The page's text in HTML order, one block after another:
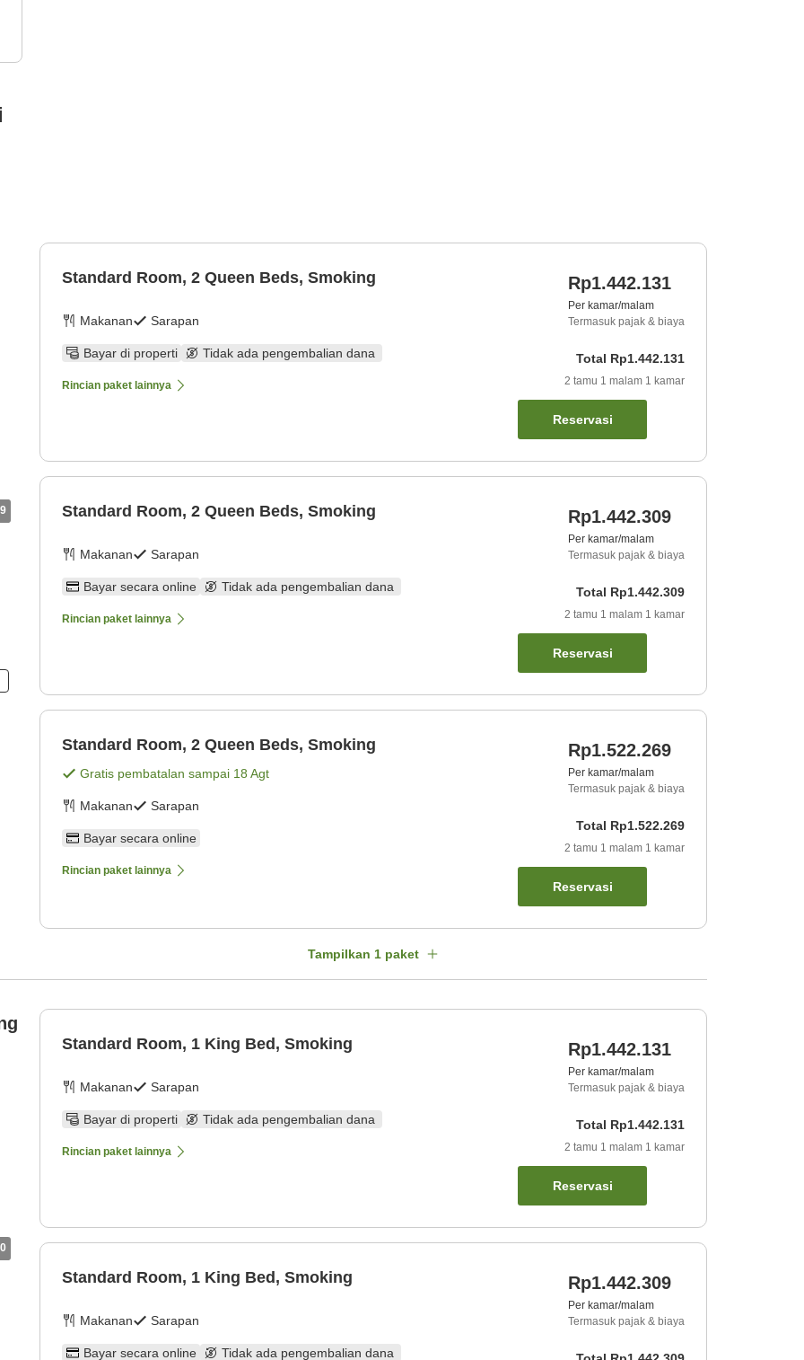
9
Standard Room, 2 Queen Beds, Smoking
Makanan Sarapan
Bayar di properti Tidak ada pengembalian dana
Rincian paket lainnya
Rp1.442.131
Per kamar/malam
Termasuk pajak & biaya
Total Rp1.442.131
2 tamu 1 malam 1 kamar
Reservasi
Standard Room, 2 Queen Beds, Smoking
Makanan Sarapan
Bayar secara online Tidak ada pengembalian dana
Rincian paket lainnya
Rp1.442.309
Per kamar/malam
Termasuk pajak & biaya
Total Rp1.442.309
2 tamu 1 malam 1 kamar
Reservasi
Standard Room, 2 Queen Beds, Smoking
Gratis pembatalan sampai 18 Agt
Makanan Sarapan
Bayar secara online
Rincian paket lainnya
Rp1.522.269
Per kamar/malam
Termasuk pajak & biaya
Total Rp1.522.269
2 tamu 1 malam 1 kamar
Reservasi
Tampilkan 1 paket
Standard Room, 1 King Bed, Smoking
Makanan Sarapan
Bayar di properti Tidak ada pengembalian dana
Rincian paket lainnya
Rp1.442.131
Per kamar/malam
Termasuk pajak & biaya
Total Rp1.442.131
2 tamu 1 malam 1 kamar
Reservasi
Standard Room, 1 King Bed, Smoking
Makanan Sarapan
Bayar secara online Tidak ada pengembalian dana
Rp1.442.309
Per kamar/malam
Termasuk pajak & biaya